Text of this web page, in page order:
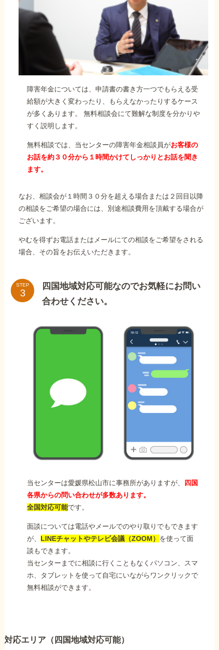
障害年金については、申請書の書き方一つでもらえる受
給額が大きく変わったり、もらえなかったりするケース
が多くあります。 無料相談会にて難解な制度を分かりや
すく説明します。
無料相談では、当センターの障害年金相談員がお客様の
お話を約３０分から１時間かけてしっかりとお話を聞き
ます。
なお、相談会が１時間３０分を超える場合または２回目以降
の相談をご希望の場合には、別途相談費用を頂戴する場合が
ございます。
やむを得ずお電話またはメールにての相談をご希望をされる
場合、その旨をお伝えいただきます。
STEP
四国地域対応可能なのでお気軽にお問い
合わせください。
当センターは愛媛県松山市に事務所がありますが、
四国
各県からの問い合わせが多数あります。
全国対応可能です。
面談については電話やメールでのやり取りでもできます
が、 LINEチャットやテレビ会議（ZOOM） を使って面
談もできます。
当センターまでに相談に行くこともなくパソコン、スマ
ホ、タブレットを使って自宅にいながらワンクリックで
無料相談ができます。
対応エリア（四国地域対応可能）